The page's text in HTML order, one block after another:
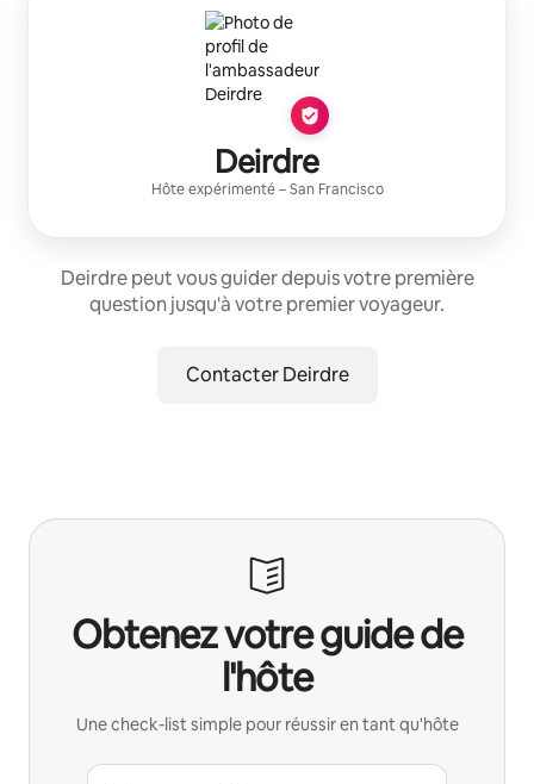
Deirdre
Hôte expérimenté–San Francisco
Deirdre peut vous guider depuis votre première
question jusqu'à votre premier voyageur.
Contacter Deirdre
Obtenez votre guide de
l'hôte
Une check-list simple pour réussir en tant qu'hôte